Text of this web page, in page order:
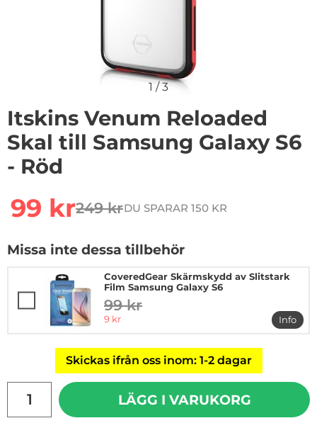
1 /3
Itskins Venum Reloaded
Skal till Samsung Galaxy S6
- Röd
rea pris
99 krtidigare pris
249 krDU SPARAR 150 KR
Missa inte dessa tillbehör
CoveredGear Skärmskydd av Slitstark
Film Samsung Galaxy S6
tidigare pris
99 kr
rea pris
9 kr
Info
mer
Skickas ifrån oss inom: 1-2 dagar
LÄGG I VARUKORG